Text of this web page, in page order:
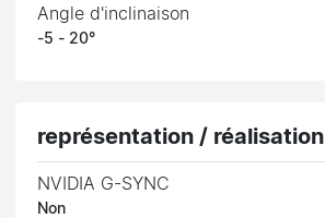
Angle d'inclinaison
-5 - 20°
représentation / réalisation
NVIDIA G-SYNC
Non